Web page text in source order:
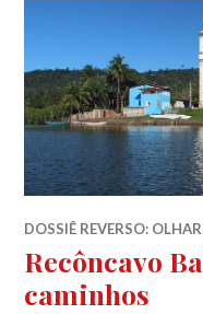
DOSSIÊ REVERSO:
Recôncavo
caminhos